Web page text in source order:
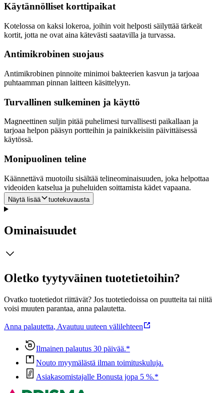
Käytännölliset korttipaikat
Kotelossa on kaksi lokeroa, joihin voit helposti säilyttää tärkeät
kortit, jotta ne ovat aina kätevästi saatavilla ja turvassa.
Antimikrobinen suojaus
Antimikrobinen pinnoite minimoi bakteerien kasvun ja tarjoaa
puhtaamman pinnan laitteen käsittelyyn.
Turvallinen sulkeminen ja käyttö
Magneettinen suljin pitää puhelimesi turvallisesti paikallaan ja
tarjoaa helpon pääsyn portteihin ja painikkeisiin päivittäisessä
käytössä.
Monipuolinen teline
Käännettävä muotoilu sisältää telineominaisuuden, joka helpottaa
videoiden katselua ja puheluiden soittamista kädet vapaana.
Näytä lisää tuotekuvausta
Ominaisuudet
Oletko tyytyväinen tuotetietoihin?
Ovatko tuotetiedot riittävät? Jos tuotetiedoissa on puutteita tai niitä
voisi muuten parantaa, anna palautetta.
Anna palautetta, Avautuu uuteen välilehteen
Ilmainen palautus 30 päivää.*
Nouto myymälästä ilman toimituskuluja.
Asiakasomistajalle Bonusta jopa 5 %.*